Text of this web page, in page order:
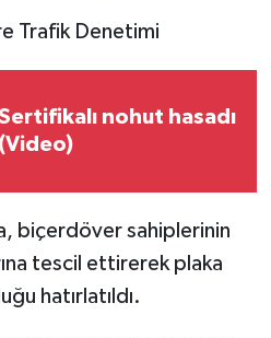
Trafik Denetimi
nohut hasadı
(Video)
biçerdöver sahiplerinin
tescil ettirerek plaka
hatırlatıldı.